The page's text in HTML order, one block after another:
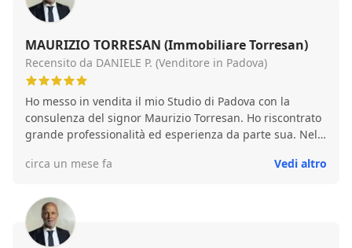
MAURIZIO TORRESAN (Immobiliare Torresan)
Recensito da DANIELE P. (Venditore in Padova)
Ho messo in vendita il mio Studio di Padova con la
consulenza del signor Maurizio Torresan. Ho riscontrato
grande professionalità ed esperienza da parte sua. Nel
Consigliatissimo.
circa un mese fa Vedi altro